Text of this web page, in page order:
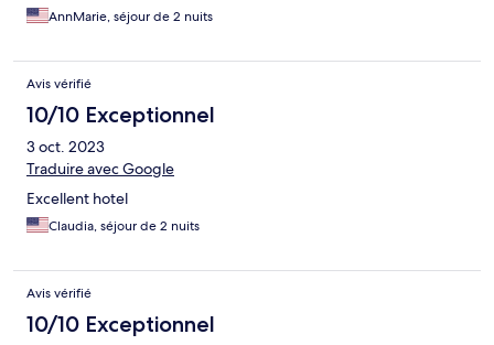
AnnMarie, séjour de 2 nuits
Avis vérifié
10/10 Exceptionnel
3 oct. 2023
Traduire avec Google
Excellent hotel
Claudia, séjour de 2 nuits
Avis vérifié
10/10 Exceptionnel